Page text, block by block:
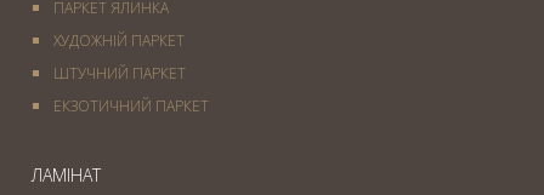
ПАРКЕТ ЯЛИНКА
ХУДОЖНІЙ ПАРКЕТ
ШТУЧНИЙ ПАРКЕТ
ЕКЗОТИЧНИЙ ПАРКЕТ
ЛАМІНАТ